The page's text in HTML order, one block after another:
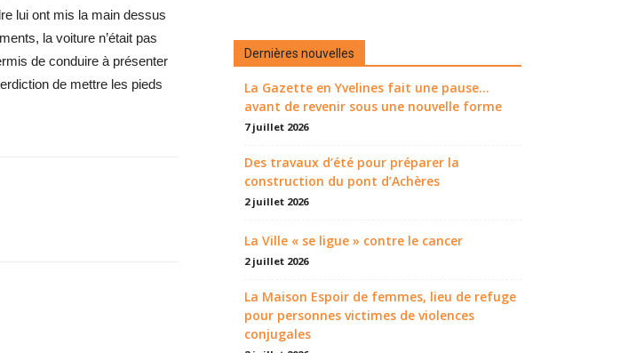
lui ont mis la main dessus
la voiture n’était pas
de conduire à présenter
de mettre les pieds
Dernières nouvelles
La Gazette en Yvelines fait une pause...
avant de revenir sous une nouvelle forme
7 juillet 2026
Des travaux d’été pour préparer la
construction du pont d’Achères
2 juillet 2026
La Ville « se ligue » contre le cancer
2 juillet 2026
La Maison Espoir de femmes, lieu de refuge
pour personnes victimes de violences
conjugales